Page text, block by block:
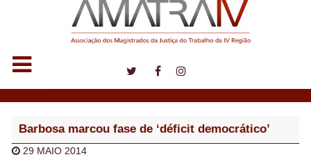
Barbosa marcou fase de ‘déficit democrático’
29 MAIO 2014